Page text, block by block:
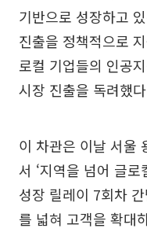
기반으로 성장하고
진출을 정책적으로
로컬 기업들의 인공
시장 진출을 독려했
이 차관은 이날 서울
서 ‘지역을 넘어 글로
성장 릴레이 7회차
를 넓혀 고객을 확대